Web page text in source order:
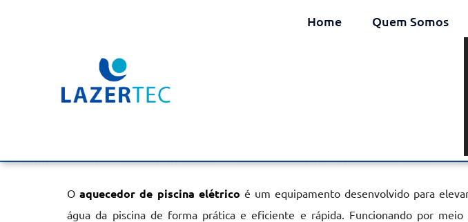
Home Quem Somos
Aquecedor de Piscina Elétrico em
Oaquecedor de piscina elétrico é um equipamento desenvolvido para
água da piscina de forma prática e eficiente e rápida. Funcionando por meio